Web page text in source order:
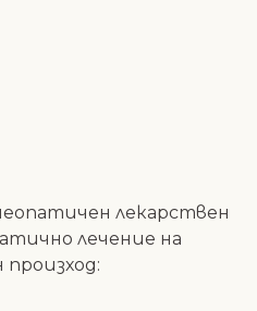
лекарствен
лечение на